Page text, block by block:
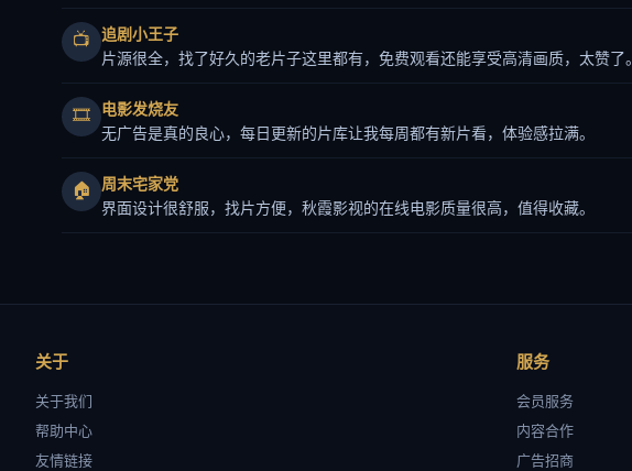
📺 追剧小王子
片源很全，找了好久的老片子这里都有，免费观看还能享受高清画质，太赞了。
🎞️ 电影发烧友
无广告是真的良心，每日更新的片库让我每周都有新片看，体验感拉满。
🏠
周末宅家党
界面设计很舒服，找片方便，秋霞影视的在线电影质量很高，值得收藏。
关于
关于我们
帮助中心
友情链接
服务
会员服务
内容合作
广告招商